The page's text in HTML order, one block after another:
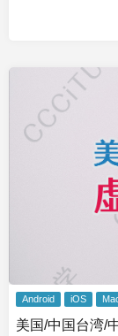
Android iOS
美国/中国台湾/